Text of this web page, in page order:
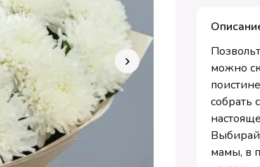
можно
собрать
мамы, в